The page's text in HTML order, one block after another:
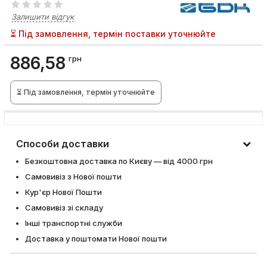
Залишити відгук
⏳ Під замовлення, термін поставки уточнюйте
886,58 грн
⏳ Під замовлення, термін уточнюйте
Способи доставки
Безкоштовна доставка по Києву — від 4000 грн
Самовивіз з Нової пошти
Кур'єр Нової Пошти
Самовивіз зі складу
Інші транспортні служби
Доставка у поштомати Нової пошти